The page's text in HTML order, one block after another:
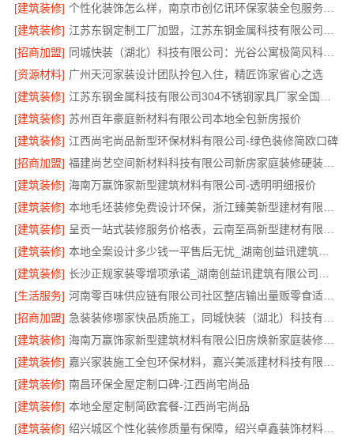
[建筑装修]
个性化装饰怎么样，南京市创亿讯环保家装全包服务解析
[建筑装修]
[招商加盟]
同城快装（湖北）科技有限公司：光谷公寓极简风科技家装
[资源材料] 广州天河家装设计团队拎包入住，精匠饰家省心之选
[建筑装修]
[建筑装修] 苏州百年豪庭新材料有限公司本地全包新房报价
[建筑装修] 江西尚宅尚品新型环保材料有限公司-绿色装修简欧口碑
[招商加盟]
福建尚艺空间新材料科技有限公司新房家庭装修硬装施工
[建筑装修] 海南万赢饰家新型建筑材料有限公司-透明明细报价
[建筑装修]
[建筑装修]
[建筑装修]
本地全案设计多少钱一平售后无忧_湖南创益讯建筑有限公司值得信赖
[建筑装修]
[生活服务]
河南零百味供应链有限公司社区整店输出量贩零食适配全场景
[招商加盟]
[建筑装修]
海南万赢饰家新型建筑材料有限公旧房焕新家庭装修吊顶造型
[建筑装修]
[建筑装修] 南昌环保全屋定制口碑-江西尚宅尚品
[建筑装修] 本地全屋定制简欧套餐-江西尚宅尚品
[建筑装修]
绍兴城区个性化装修质量有保障，绍兴卓鑫装饰材料有限公司严格品控